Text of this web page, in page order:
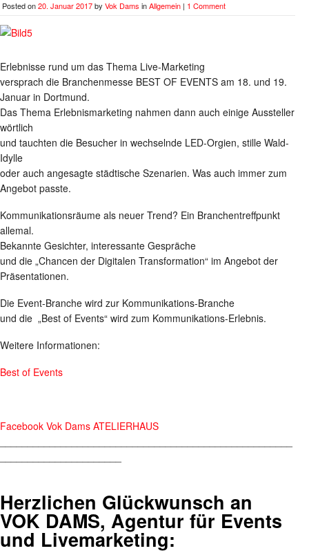
Posted on20. Januar 2017by Vok Dams inAllgemein | 1 Comment
Erlebnisse rund um das Thema Live-Marketing
versprach die Branchenmesse BEST OF EVENTS am 18. und 19.
Januar in Dortmund.
Das Thema Erlebnismarketing nahmen dann auch einige Aussteller
wörtlich
und tauchten die Besucher in wechselnde LED-Orgien, stille Wald-
Idylle
oder auch angesagte städtische Szenarien. Was auch immer zum
Angebot passte.
Kommunikationsräume als neuer Trend? Ein Branchentreffpunkt
allemal.
Bekannte Gesichter, interessante Gespräche
und die „Chancen der Digitalen Transformation“ im Angebot der
Präsentationen.
Die Event-Branche wird zur Kommunikations-Branche
und die „Best of Events“ wird zum Kommunikations-Erlebnis.
Weitere Informationen:
Best of Events
Facebook Vok Dams ATELIERHAUS
Herzlichen Glückwunsch an
VOK DAMS, Agentur für Events
und Livemarketing: